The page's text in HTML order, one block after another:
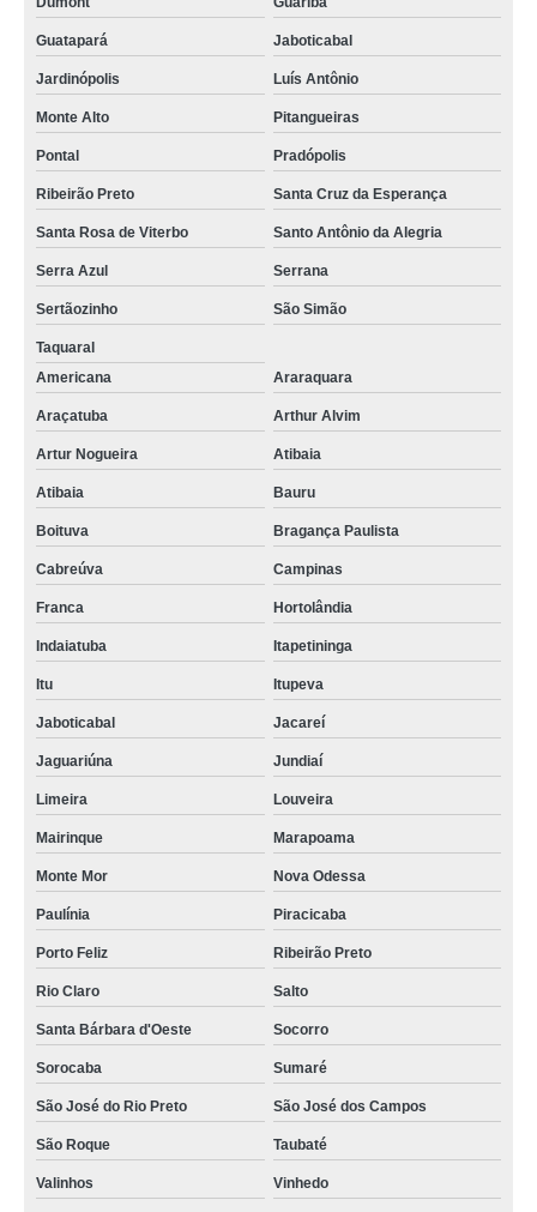
Guatapará Jaboticabal
Jardinópolis Luís Antônio
Monte Alto Pitangueiras
Pontal Pradópolis
Ribeirão Preto Santa Cruz da Esperança
Santa Rosa de Viterbo Santo Antônio da Alegria
Serra Azul Serrana
Sertãozinho São Simão
Taquaral
Americana
Araraquara
Araçatuba Arthur Alvim
Artur Nogueira Atibaia
Atibaia Bauru
Boituva Bragança Paulista
Cabreúva Campinas
Franca Hortolândia
Indaiatuba Itapetininga
Itu Itupeva
Jaboticabal Jacareí
Jaguariúna Jundiaí
Limeira Louveira
Mairinque Marapoama
Monte Mor Nova Odessa
Paulínia Piracicaba
Porto Feliz Ribeirão Preto
Rio Claro Salto
Santa Bárbara d'Oeste Socorro
Sorocaba Sumaré
São José do Rio Preto São José dos Campos
São Roque Taubaté
Valinhos Vinhedo